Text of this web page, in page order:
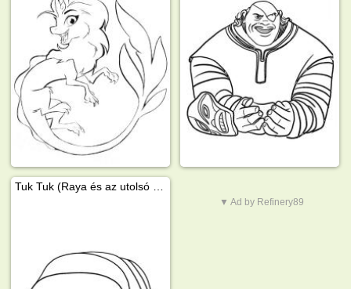
▼ Ad by Refinery89